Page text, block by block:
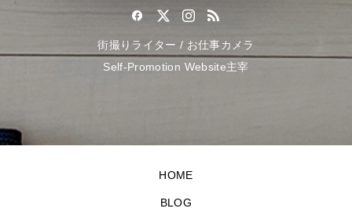
街撮りライター / お仕事カメラ
Self-Promotion Website主宰
HOME
BLOG